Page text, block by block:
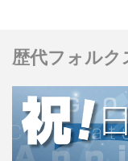
ーペ
さ
歴代フォル